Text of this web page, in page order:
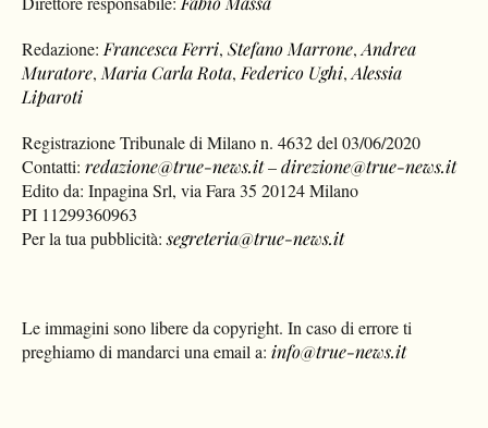
Redazione: Francesca Ferri,Stefano Marrone,Andrea
Muratore, Maria Carla Rota, Federico Ughi,Alessia
Liparoti
Registrazione Tribunale di Milano n. 4632 del 03/06/2020
Contatti:redazione@true-news.it–direzione@true-news.it
Edito da: Inpagina Srl, via Fara 35 20124 Milano
PI 11299360963
Per la tua pubblicità:segreteria@true-news.it
Le immagini sono libere da copyright. In caso di errore ti
preghiamo di mandarci una email a: info@true-news.it